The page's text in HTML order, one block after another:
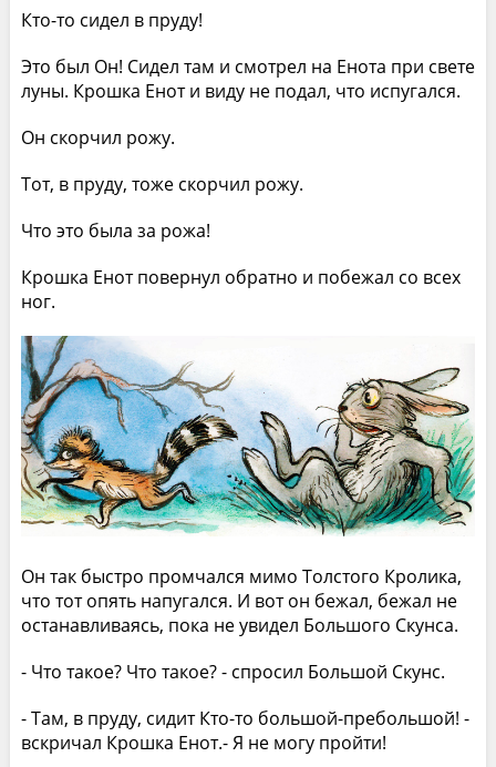
Кто-то сидел в пруду!
Это был Он! Сидел там и смотрел на Енота при свете
луны. Крошка Енот и виду не подал, что испугался.
Он скорчил рожу.
Тот, в пруду, тоже скорчил рожу.
Что это была за рожа!
Крошка Енот повернул обратно и побежал со всех
ног.
Он так быстро промчался мимо Толстого Кролика,
что тот опять напугался. И вот он бежал, бежал не
останавливаясь, пока не увидел Большого Скунса.
- Что такое? Что такое? - спросил Большой Скунс.
- Там, в пруду, сидит Кто-то большой-пребольшой! -
вскричал Крошка Енот.- Я не могу пройти!